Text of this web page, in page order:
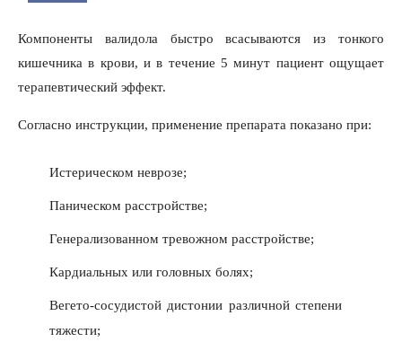
Компоненты валидола быстро всасываются из тонкого
кишечника в крови, и в течение 5 минут пациент ощущает
терапевтический эффект.
Согласно инструкции, применение препарата показано при:
Истерическом неврозе;
Паническом расстройстве;
Генерализованном тревожном расстройстве;
Кардиальных или головных болях;
Вегето-сосудистой дистонии различной степени
тяжести;